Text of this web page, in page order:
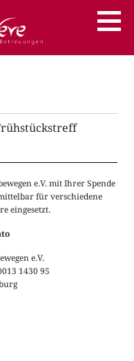
e.V. mit Ihrer Spende
für verschiedene
eingesetzt.
e.V.
1430 95